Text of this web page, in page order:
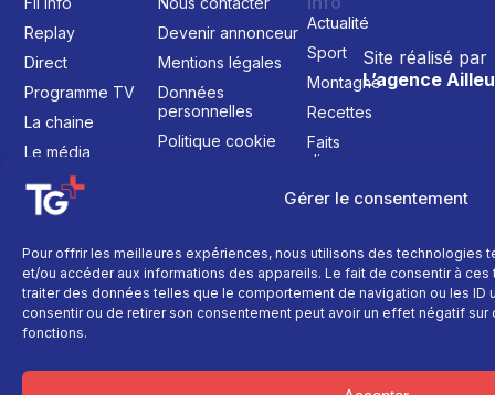
Gérer le consentement
Pour offrir les meilleures expériences, nous utilisons des technologies
et/ou accéder aux informations des appareils. Le fait de consentir à
traiter des données telles que le comportement de navigation ou les ID
consentir ou de retirer son consentement peut avoir un effet négatif
fonctions.
Site réalisé par
L’agence
Replay
Direct
Programme TV
La chaine
Le média
Devenir annonceur
Mentions légales
Données
personnelles
Politique cookie
Actualité
Sport
Montagne
Recettes
Faits
divers
Événements
Politique
Culture